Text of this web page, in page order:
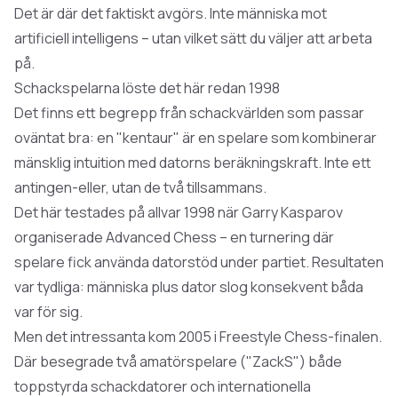
Det är där det faktiskt avgörs. Inte människa mot
artificiell intelligens – utan vilket sätt du väljer att arbeta
på.
Schackspelarna löste det här redan 1998
Det finns ett begrepp från schackvärlden som passar
oväntat bra: en "kentaur" är en spelare som kombinerar
mänsklig intuition med datorns beräkningskraft. Inte ett
antingen-eller, utan de två tillsammans.
Det här testades på allvar 1998 när Garry Kasparov
organiserade Advanced Chess – en turnering där
spelare fick använda datorstöd under partiet. Resultaten
var tydliga: människa plus dator slog konsekvent båda
var för sig.
Men det intressanta kom 2005 i Freestyle Chess-finalen.
Där besegrade två amatörspelare ("ZackS") både
toppstyrda schackdatorer och internationella